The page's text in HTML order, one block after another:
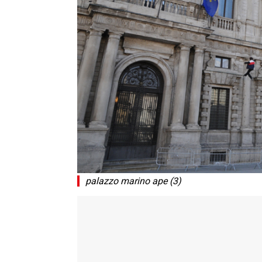
palazzo marino ape (3)